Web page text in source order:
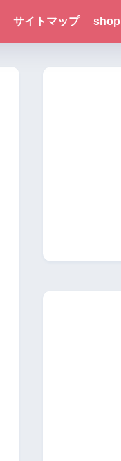
サイトマップ shop